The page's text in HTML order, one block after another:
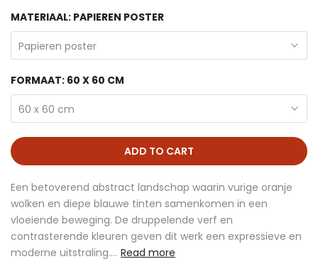
MATERIAAL: PAPIEREN POSTER
Papieren poster
FORMAAT: 60 X 60 CM
60 x 60 cm
ADD TO CART
Een betoverend abstract landschap waarin vurige oranje
wolken en diepe blauwe tinten samenkomen in een
vloeiende beweging. De druppelende verf en
contrasterende kleuren geven dit werk een expressieve en
moderne uitstraling.... Read more